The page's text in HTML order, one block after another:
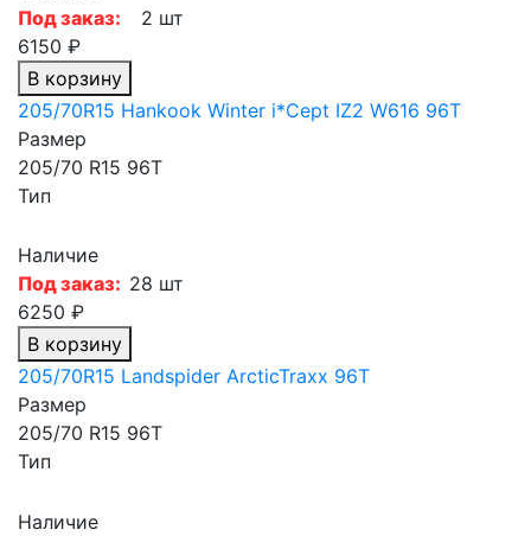
Под заказ:
2 шт
6150 ₽
В корзину
205/70R15 Hankook Winter i*Cept IZ2 W616 96T
Размер
205/70 R15 96T
Тип
Наличие
Под заказ: 28 шт
6250 ₽
В корзину
205/70R15 Landspider ArcticTraxx 96T
Размер
205/70 R15 96T
Тип
Наличие